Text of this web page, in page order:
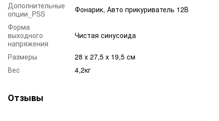
Дополнительные
опции_PSS
Фонарик, Авто прикуриватель 12В
Форма
выходного
напряжения
Чистая синусоида
Размеры
28 х 27,5 х 19,5 см
Вес
4,2кг
Отзывы